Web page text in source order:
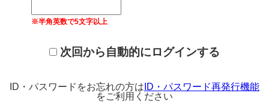
※半角英数で5文字以上
次回から自動的にログインする
ID・パスワードをお忘れの方は ID・パスワード再発行機能
をご利用ください